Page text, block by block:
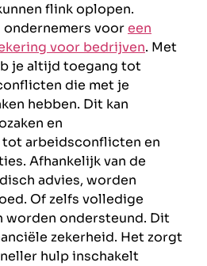
flink oplopen.
ondernemers vooreen
voor bedrijven. Met
je altijd toegang tot
die met je
hebben. Dit kan
en
arbeidsconflicten en
Afhankelijk van de
advies, worden
Of zelfs volledige
ondersteund. Dit
zekerheid. Het zorgt
hulp inschakelt